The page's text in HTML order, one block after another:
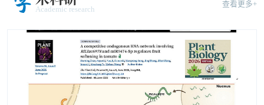
Academic research
查看更多+